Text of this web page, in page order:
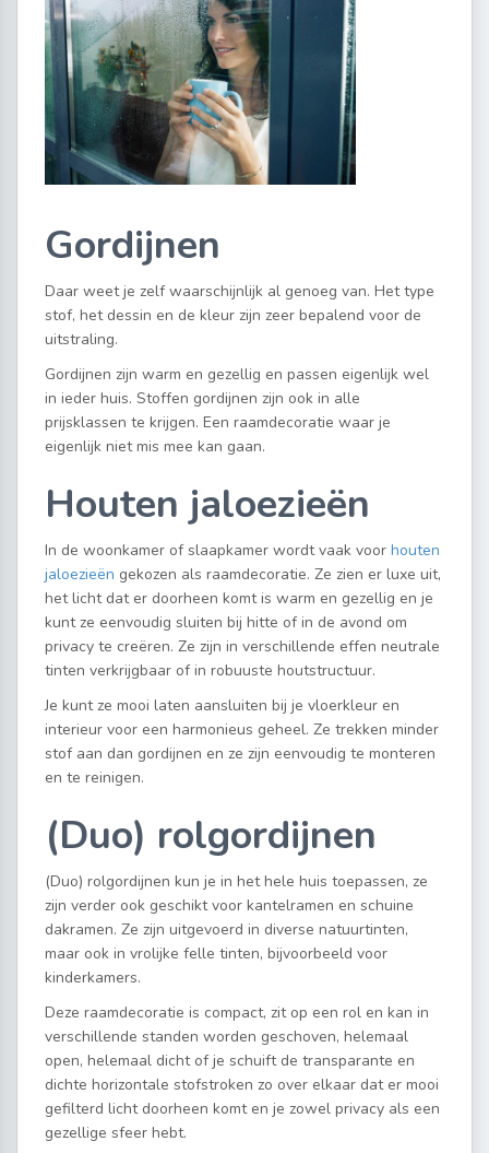
Gordijnen
Daar weet je zelf waarschijnlijk al genoeg van. Het type
stof, het dessin en de kleur zijn zeer bepalend voor de
uitstraling.
Gordijnen zijn warm en gezellig en passen eigenlijk wel
in ieder huis. Stoffen gordijnen zijn ook in alle
prijsklassen te krijgen. Een raamdecoratie waar je
eigenlijk niet mis mee kan gaan.
Houten jaloezieën
In de woonkamer of slaapkamer wordt vaak voor houten
jaloezieën gekozen als raamdecoratie. Ze zien er luxe uit,
het licht dat er doorheen komt is warm en gezellig en je
kunt ze eenvoudig sluiten bij hitte of in de avond om
privacy te creëren. Ze zijn in verschillende effen neutrale
tinten verkrijgbaar of in robuuste houtstructuur.
Je kunt ze mooi laten aansluiten bij je vloerkleur en
interieur voor een harmonieus geheel. Ze trekken minder
stof aan dan gordijnen en ze zijn eenvoudig te monteren
en te reinigen.
(Duo) rolgordijnen
(Duo) rolgordijnen kun je in het hele huis toepassen, ze
zijn verder ook geschikt voor kantelramen en schuine
dakramen. Ze zijn uitgevoerd in diverse natuurtinten,
maar ook in vrolijke felle tinten, bijvoorbeeld voor
kinderkamers.
Deze raamdecoratie is compact, zit op een rol en kan in
verschillende standen worden geschoven, helemaal
open, helemaal dicht of je schuift de transparante en
dichte horizontale stofstroken zo over elkaar dat er mooi
gefilterd licht doorheen komt en je zowel privacy als een
gezellige sfeer hebt.